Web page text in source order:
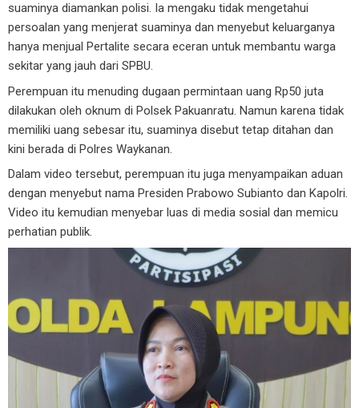
suaminya diamankan polisi. Ia mengaku tidak mengetahui
persoalan yang menjerat suaminya dan menyebut keluarganya
hanya menjual Pertalite secara eceran untuk membantu warga
sekitar yang jauh dari SPBU.
Perempuan itu menuding dugaan permintaan uang Rp50 juta
dilakukan oleh oknum di Polsek Pakuanratu. Namun karena tidak
memiliki uang sebesar itu, suaminya disebut tetap ditahan dan
kini berada di Polres Waykanan.
Dalam video tersebut, perempuan itu juga menyampaikan aduan
dengan menyebut nama Presiden Prabowo Subianto dan Kapolri.
Video itu kemudian menyebar luas di media sosial dan memicu
perhatian publik.